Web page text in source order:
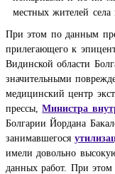
При этом по данным
прилегающего к
Видинской области
значительными
медицинский центр
прессы,Министра
Болгарии Йордана
занимавшегося
имели довольно
данных работ. При